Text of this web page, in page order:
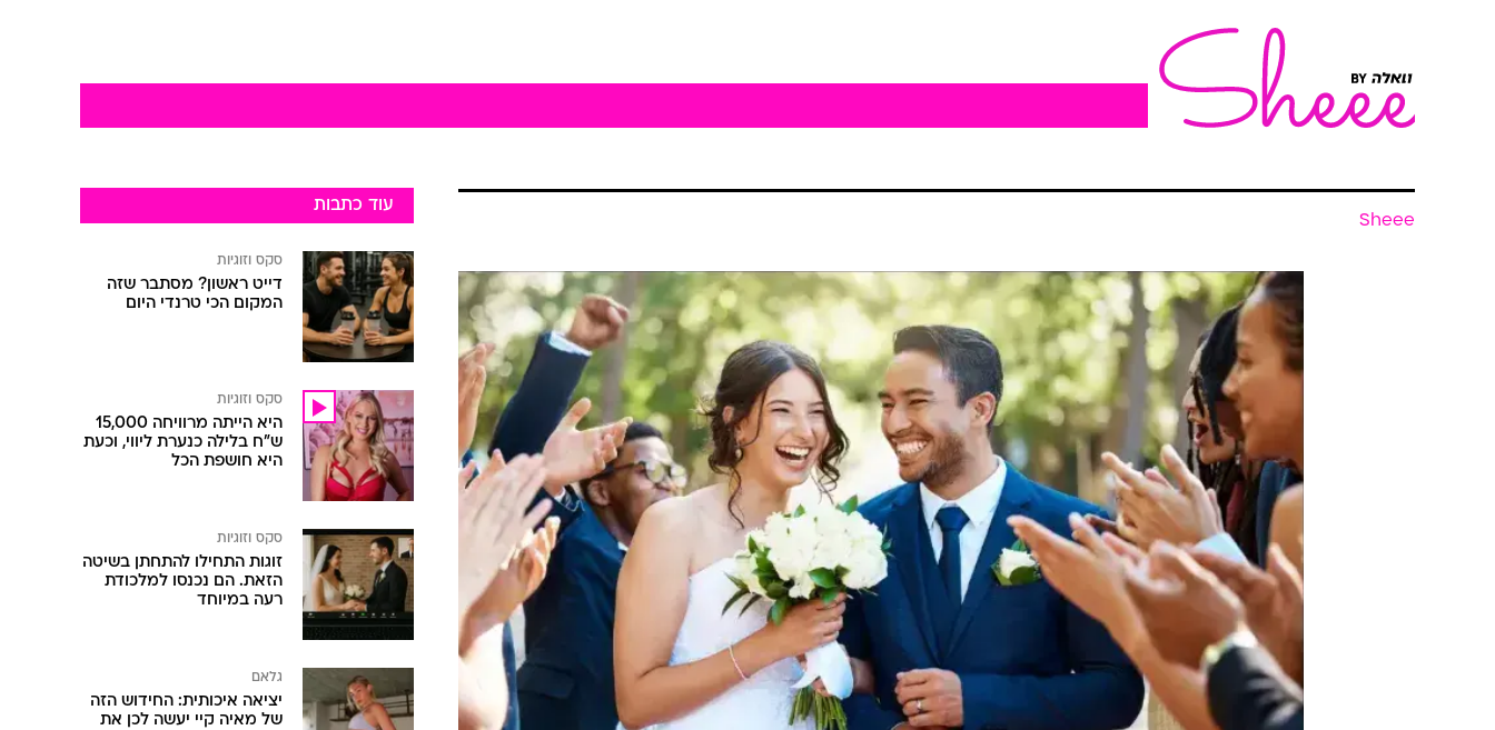
Sheee
עוד כתבות
סקס וזוגיות
דייט ראשון? מסתבר שזה
המקום הכי טרנדי היום
סקס וזוגיות
היא הייתה מרוויחה 15,000
ש"ח בלילה כנערת ליווי, וכעת
היא חושפת הכל
סקס וזוגיות
זוגות התחילו להתחתן בשיטה
הזאת. הם נכנסו למלכודת
רעה במיוחד
גלאם
יציאה איכותית: החידוש הזה
של מאיה קיי יעשה לכן את